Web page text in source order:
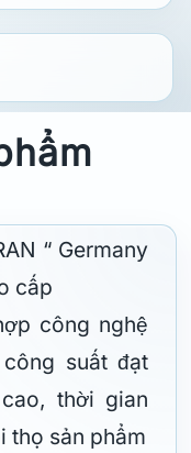
“ Germany
cấp
công nghệ
suất đạt
thời gian
thọ sản phẩm